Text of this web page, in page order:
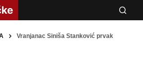
Vranjanac Siniša Stanković prvak